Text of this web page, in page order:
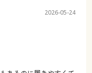
2026-05-24